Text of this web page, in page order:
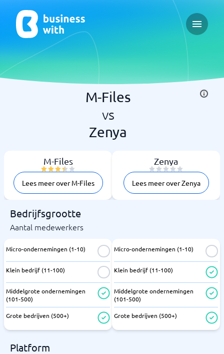
Open
M-Files
vs
Zenya
M-Files
Lees meer over M-Files
Zenya
Lees meer over Zenya
Bedrijfsgrootte
Aantal medewerkers
Micro-ondernemingen (1-10)
Klein bedrijf (11-100)
Middelgrote ondernemingen
(101-500)
Grote bedrijven (500+)
Micro-ondernemingen (1-10)
Klein bedrijf (11-100)
Middelgrote ondernemingen
(101-500)
Grote bedrijven (500+)
Platform